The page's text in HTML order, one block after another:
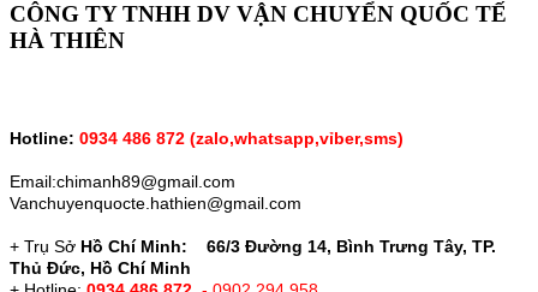
CÔNG TY TNHH DV VẬN CHUYỂN QUỐC TẾ
HÀ THIÊN
Hotline: 0934 486 872 (zalo,whatsapp,vỉber,sms)
Email:chimanh89@gmail.com
Vanchuyenquocte.hathien@gmail.com
+ Trụ Sở Hồ Chí Minh: 66/3 Đường 14, Bình Trưng Tây, TP.
Thủ Đức, Hồ Chí Minh